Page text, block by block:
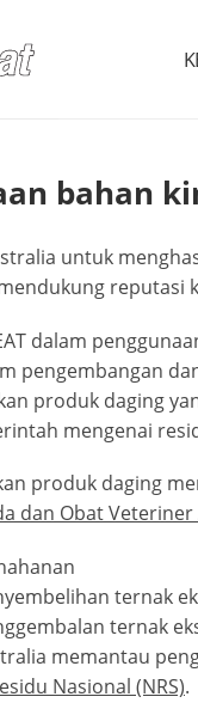
bahan
untuk
reputasi
dalam
pengembangan
produk daging
mengenai
produk daging
dan Obat Veteriner
ternak
ternak
memantau
Nasional (NRS).